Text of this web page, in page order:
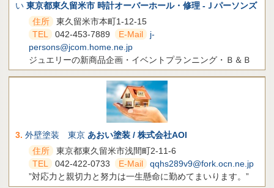
い 東京都東久留米市 時計オーバーホール・修理 -Ｊパーソンズ
住所
東久留米市本町1-12-15
TEL
042-453-7889 E-Mail
j-
persons@jcom.home.ne.jp
ジュエリーの新商品企画・イベントプランニング・Ｂ＆Ｂ
3. 外壁塗装 東京 あおい塗装 / 株式会社AOI
住所
東京都東久留米市浅間町2-11-6
TEL
042-422-0733 E-Mail
qqhs289v9@fork.ocn.ne.jp
”対応力と親切力と努力は一生懸命に勤めてまいります。”